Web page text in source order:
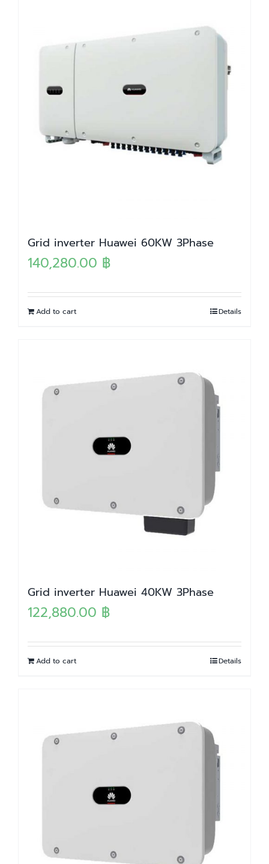
Grid inverter Huawei 60KW 3Phase
140,280.00 ฿
Add to cart Details
Grid inverter Huawei 40KW 3Phase
122,880.00 ฿
Add to cart Details